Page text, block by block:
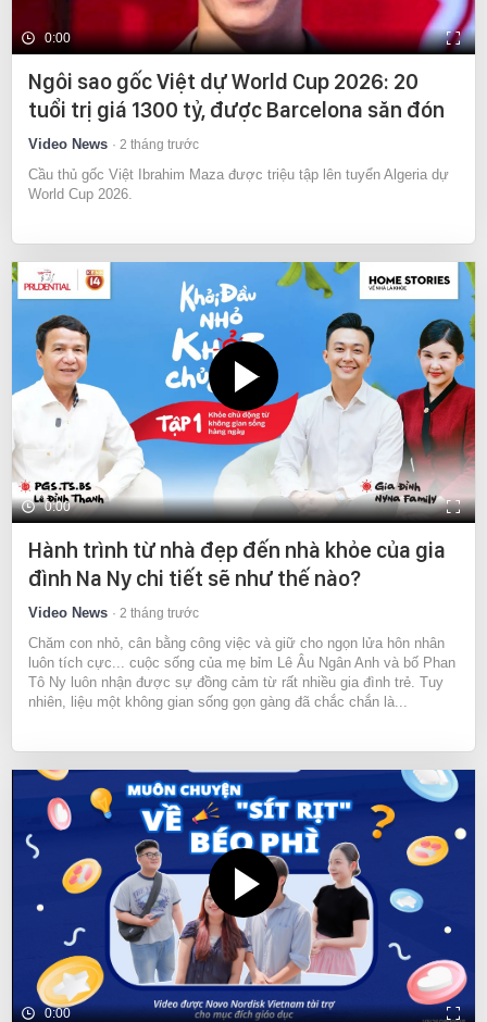
0:00
Ngôi sao gốc Việt dự World Cup 2026: 20
tuổi trị giá 1300 tỷ, được Barcelona săn đón
Video News 2 tháng trước
Cầu thủ gốc Việt Ibrahim Maza được triệu tập lên tuyển Algeria dự
World Cup 2026.
0:00
Hành trình từ nhà đẹp đến nhà khỏe của gia
đình Na Ny chi tiết sẽ như thế nào?
Video News 2 tháng trước
Chăm con nhỏ, cân bằng công việc và giữ cho ngọn lửa hôn nhân
luôn tích cực... cuộc sống của mẹ bỉm Lê Âu Ngân Anh và bố Phan
Tô Ny luôn nhận được sự đồng cảm từ rất nhiều gia đình trẻ. Tuy
nhiên, liệu một không gian sống gọn gàng đã chắc chắn là...
0:00